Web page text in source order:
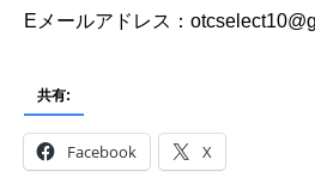
Eメールアドレス：
共有:
Facebook X